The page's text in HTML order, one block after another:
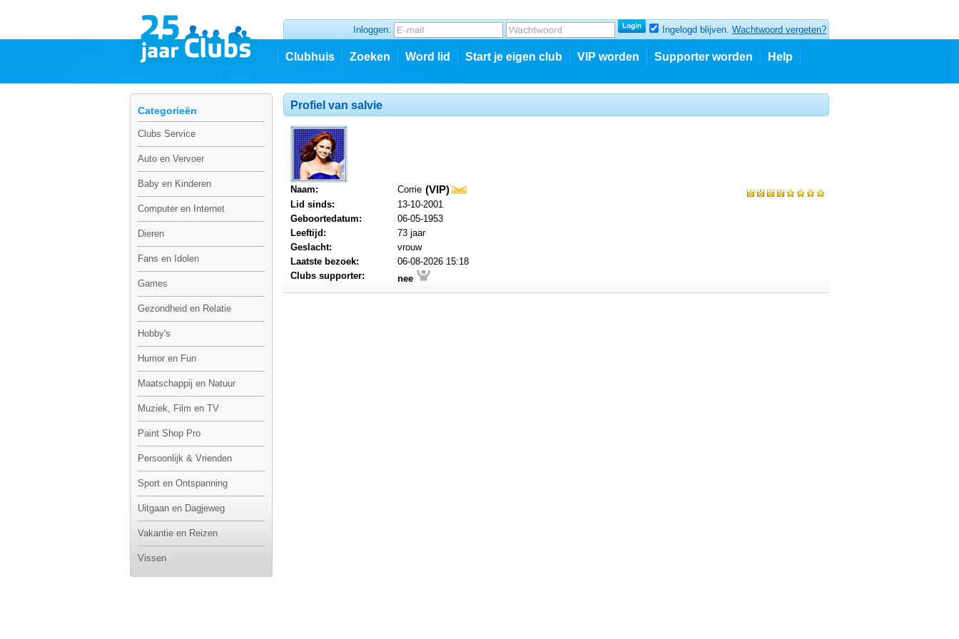
Inloggen: Ingelogd blijven. Wachtwoord vergeten?
Clubhuis Zoeken Word lid Start je eigen club VIP worden Supporter worden Help
Categorieën
Clubs Service
Auto en Vervoer
Baby en Kinderen
Computer en Internet
Dieren
Fans en Idolen
Games
Gezondheid en Relatie
Hobby's
Humor en Fun
Maatschappij en Natuur
Muziek, Film en TV
Paint Shop Pro
Persoonlijk & Vrienden
Sport en Ontspanning
Uitgaan en Dagjeweg
Vakantie en Reizen
Vissen
Profiel van salvie
Naam: Corrie (VIP)
Lid sinds:
13-10-2001
Geboortedatum:
06-05-1953
Leeftijd:
73 jaar
Geslacht:
vrouw
Laatste bezoek:
06-08-2026 15:18
Clubs supporter:
nee